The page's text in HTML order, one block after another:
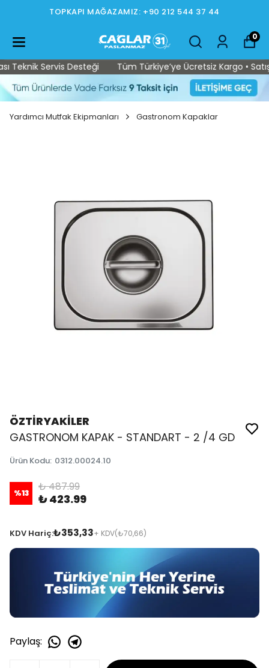
TOPKAPI MAĞAZAMIZ: +90 212 544 37 44
0
Servis Desteği Tüm Türkiye’ye Ücretsiz Kargo • Satış
Yardımcı Mutfak Ekipmanları Gastronom Kapaklar
ÖZTİRYAKİLER
GASTRONOM KAPAK - STANDART - 2 /4 GD
Ürün Kodu: 0312.00024.10
%13 ₺ 487.99
₺ 423.99
KDV Hariç:₺353,33+ KDV(₺70,66)
Paylaş: